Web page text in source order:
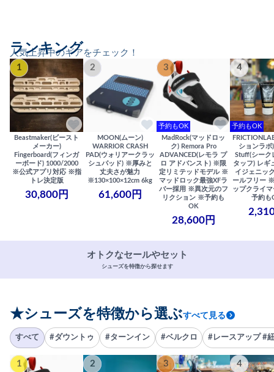
人気上昇中のギアをチェック！
ランキング
1
Beastmaker(ビースト
メーカー)
Fingerboard(フィンガ
ーボード) 1000/2000
※公式アプリ対応 ※指
トレ決定版
30,800円
2
MOON(ムーン)
WARRIOR CRASH
PAD(ウォリアークラッ
シュパッド) ※厚みと
丈夫さが魅力
※130×100×12cm 6kg
61,600円
3
予約もOK
MadRock(マッドロッ
ク) Remora Pro
ADVANCED(レモラ プ
ロ アドバンスト) ※限
定リミテッドモデル ※
マッドロック最強XFラ
バー採用 ※異次元のフ
リクション ※予約も
OK
28,600円
4
予約もOK
ションラボ
Stuff(シーク
タッフ) レギ
イジェニッ
ールフリー
ップクライ
予約も
オトクなセールやセット
シューズを特徴から探せます
★シューズを特徴から選ぶすべて見る
すべて #ダウントゥ #ターンイン #ベルクロ #レースアップ #
1 2 3 4